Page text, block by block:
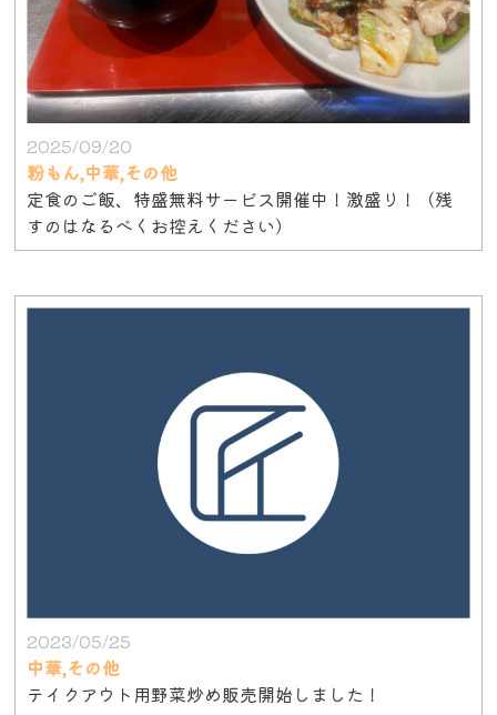
2025/09/20
粉もん,中華,その他
定食のご飯、特盛無料サービス開催中！激盛り！（残
すのはなるべくお控えください）
2023/05/25
中華,その他
テイクアウト用野菜炒め販売開始しました！